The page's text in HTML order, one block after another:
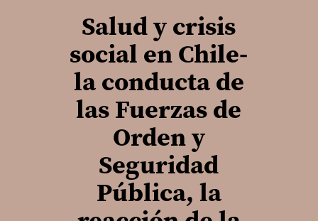
Salud y crisis
social en Chile-
la conducta de
las Fuerzas de
Orden y
Seguridad
Pública, la